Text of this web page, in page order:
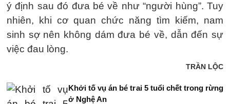
ý định sau đó đưa bé về như “người hùng”. Tuy
nhiên, khi cơ quan chức năng tìm kiếm, nam
sinh sợ nên không dám đưa bé về, dẫn đến sự
việc đau lòng.
TRẦN LỘC
Khởi tố vụ án bé trai 5 tuổi chết trong rừng
ở Nghệ An